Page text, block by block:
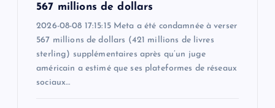
567 millions de dollars
2026-08-08 17:15:15 Meta a été condamnée à verser
567 millions de dollars (421 millions de livres
sterling) supplémentaires après qu’un juge
américain a estimé que ses plateformes de réseaux
sociaux…